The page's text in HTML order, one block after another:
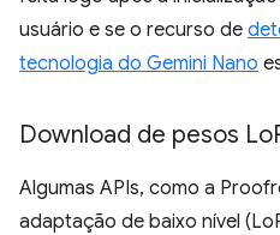
usuário e se o recurso de
tecnologia do Gemini Nano
Download de pesos Lo
Algumas APIs, como a
adaptação de baixo nível